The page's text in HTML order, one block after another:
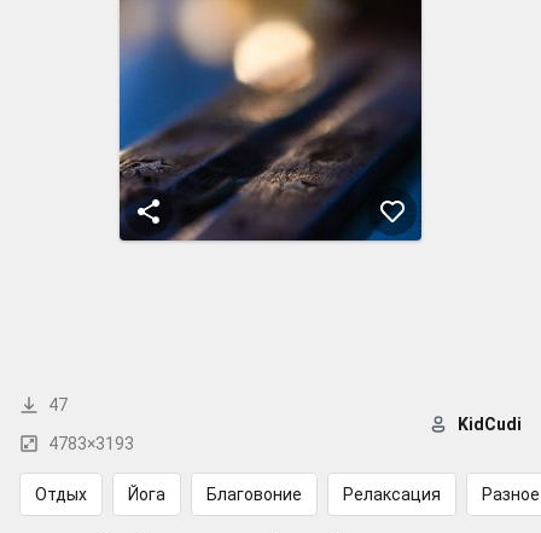
47
4783×3193
KidCudi
Отдых Йога Благовоние Релаксация Разное